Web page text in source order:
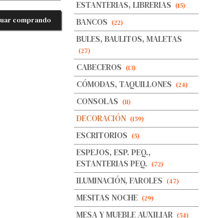
ESTANTERIAS, LIBRERIAS (15)
BANCOS (22)
BULES, BAULITOS, MALETAS
(27)
CABECEROS (13)
CÓMODAS, TAQUILLONES (24)
CONSOLAS (11)
DECORACIÓN (159)
ESCRITORIOS (5)
ESPEJOS, ESP. PEQ.,
ESTANTERIAS PEQ. (72)
ILUMINACIÓN, FAROLES (47)
MESITAS NOCHE (29)
MESA Y MUEBLE AUXILIAR (54)
comprando